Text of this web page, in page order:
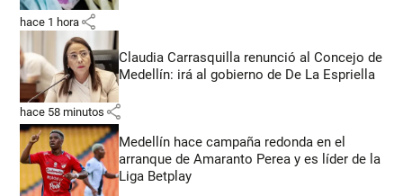
hace 1 hora share
Claudia Carrasquilla renunció al Concejo de
Medellín: irá al gobierno de De La Espriella
hace 58 minutos share
Medellín hace campaña redonda en el
arranque de Amaranto Perea y es líder de la
Liga Betplay